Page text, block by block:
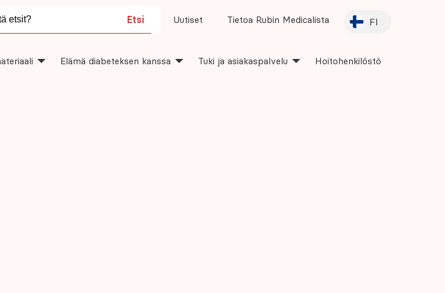
Etsi Uutiset Tietoa Rubin Medicalista FI
Elämä diabeteksen kanssa Tuki ja asiakaspalvelu Hoitohenkilöstö